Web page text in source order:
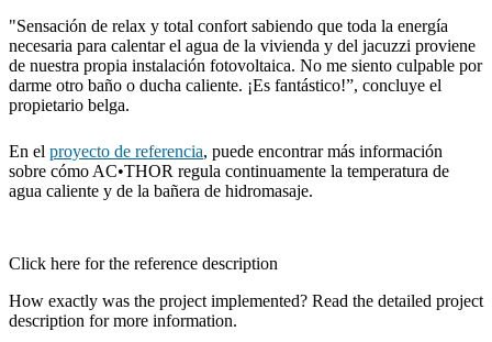
"Sensación de relax y total confort sabiendo que toda la energía
necesaria para calentar el agua de la vivienda y del jacuzzi proviene
de nuestra propia instalación fotovoltaica. No me siento culpable por
darme otro baño o ducha caliente. ¡Es fantástico!”, concluye el
propietario belga.
En el proyecto de referencia, puede encontrar más información
sobre cómo AC•THOR regula continuamente la temperatura de
agua caliente y de la bañera de hidromasaje.
Click here for the reference description
How exactly was the project implemented? Read the detailed project
description for more information.